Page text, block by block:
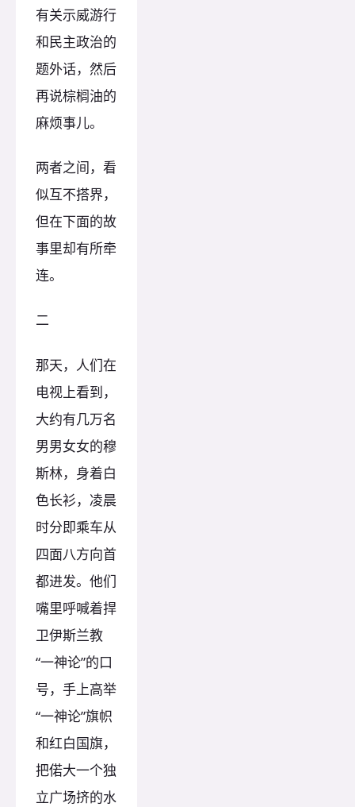
有关示威游行
和民主政治的
题外话，然后
再说棕榈油的
麻烦事儿。
两者之间，看
似互不搭界，
但在下面的故
事里却有所牵
连。
二
那天，人们在
电视上看到，
大约有几万名
男男女女的穆
斯林，身着白
色长衫，凌晨
时分即乘车从
四面八方向首
都进发。他们
嘴里呼喊着捍
卫伊斯兰教
“一神论”的口
号，手上高举
“一神论”旗帜
和红白国旗，
把偌大一个独
立广场挤的水